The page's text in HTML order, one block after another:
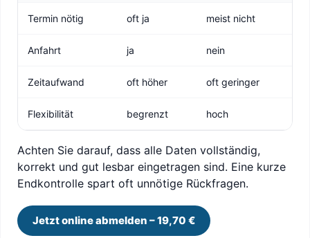
Termin nötig oft ja meist nicht
Anfahrt ja nein
Zeitaufwand oft höher oft geringer
Flexibilität begrenzt hoch
Achten Sie darauf, dass alle Daten vollständig,
korrekt und gut lesbar eingetragen sind. Eine kurze
Endkontrolle spart oft unnötige Rückfragen.
Jetzt online abmelden – 19,70 €